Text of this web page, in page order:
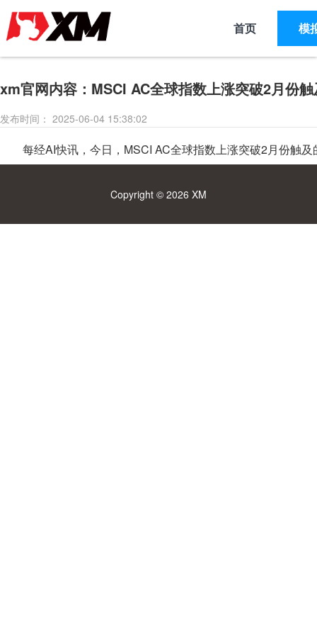
首页 模
xm官网内容：MSCI AC全球指数上涨突破2月份
发布时间： 2025-06-04 15:38:02
每经AI快讯，今日，MSCI AC全球指数上涨突破2月份触及
Copyright © 2026 XM